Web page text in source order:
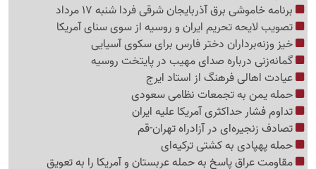
برنامه خاموشی برق آذربایجان شرقی فردا شنبه 17 مرداد
تصویب لایحه تحریم ایران و روسیه از سوی سنای آمریکا
خیز وزنه‌برداران دختر فارس برای سکوی آسیایی
گمانه‌زنی درباره صدای مهیب در پایتخت روسیه
عیادت اهالی فرهنگ از استاد ایرج
حمله یمن به تجمعات نظامی سعودی
تداوم فشار حداکثری آمریکا علیه ایران
تصادف زنجیره‌ای در آزادراه تهران-قم
حمله پهپادی به کشتی ترکیه‌ای
مقاومت عراق پاسخ به حمله عربستان و آمریکا را به تعویق